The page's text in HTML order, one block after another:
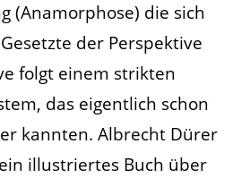
(Anamorphose) die sich
der Perspektive
folgt einem strikten
das eigentlich schon
kannten. Albrecht Dürer
illustriertes Buch über